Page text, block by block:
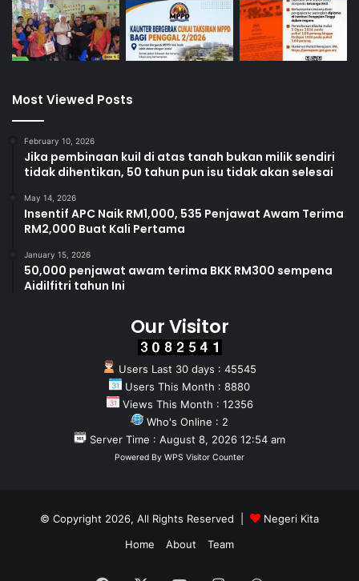
Most Viewed Posts
February 10, 2026
Jika pembinaan kuil di atas tanah bukan milik sendiri
tidak dihentikan, 50 tahun pun isu tidak akan selesai
May 14, 2026
Insentif APC Naik RM1,000, 535 Penjawat Awam Terima
RM2,000 Buat Kali Pertama
January 15, 2026
50,000 penjawat awam terima BKK RM300 sempena
Aidilfitri tahun Ini
Our Visitor
Users Last 30 days : 45545
Users This Month : 8880
Views This Month : 12356
Who's Online : 2
Server Time : August 8, 2026 12:54 am
Powered By WPS Visitor Counter
© Copyright 2026, All Rights Reserved |
Negeri Kita
Home
About Team